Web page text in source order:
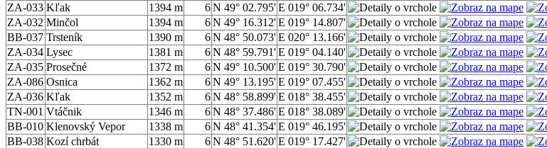
ZA-033 Kľak 1394 m 6N 49° 02.795'E 019° 06.734'
ZA-032 Minčol 1394 m 6N 49° 16.312'E 019° 14.807'
BB-037 Trsteník 1390 m 6N 48° 50.073'E 020° 13.166'
ZA-034 Lysec 1381 m 6N 48° 59.791'E 019° 04.140'
ZA-035 Prosečné 1372 m 6N 49° 10.500'E 019° 30.790'
ZA-086 Osnica 1362 m 6N 49° 13.195'E 019° 07.455'
ZA-036 Kľak 1352 m 6N 48° 58.899'E 018° 38.455'
TN-001 Vtáčnik 1346 m 6N 48° 37.486'E 018° 38.089'
BB-010 Klenovský Vepor 1338 m 6N 48° 41.354'E 019° 46.195'
BB-038 Kozí chrbát 1330 m 6N 48° 51.620'E 019° 17.427'